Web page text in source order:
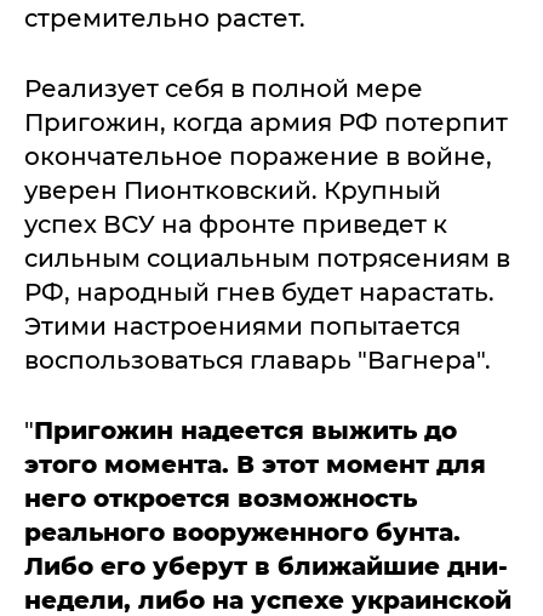
стремительно растет.
Реализует себя в полной мере
Пригожин, когда армия РФ потерпит
окончательное поражение в войне,
уверен Пионтковский. Крупный
успех ВСУ на фронте приведет к
сильным социальным потрясениям в
РФ, народный гнев будет нарастать.
Этими настроениями попытается
воспользоваться главарь "Вагнера".
"Пригожин надеется выжить до
этого момента. В этот момент для
него откроется возможность
реального вооруженного бунта.
Либо его уберут в ближайшие дни-
недели, либо на успехе украинской